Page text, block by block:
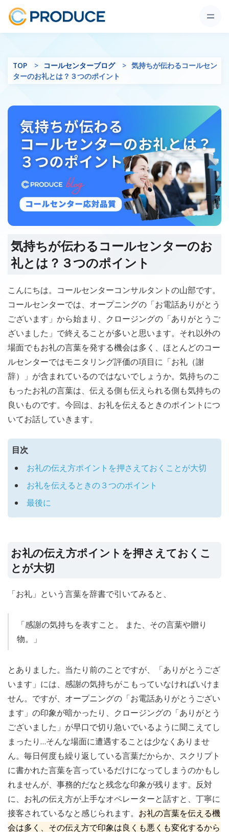
TOP コールセンターブログ
気持ちが伝わるコールセン
ターのお礼とは？３つのポイント
気持ちが伝わるコールセンターのお
礼とは？３つのポイント
こんにちは。コールセンターコンサルタントの山部です。
コールセンターでは、オープニングの「お電話ありがとう
ございます」から始まり、クロージングの「ありがとうご
ざいました」で終えることが多いと思います。それ以外の
場面でもお礼の言葉を発する機会は多く、ほとんどのコー
ルセンターではモニタリング評価の項目に「お礼（謝
辞）」が含まれているのではないでしょうか。気持ちのこ
もったお礼の言葉は、伝える側も伝えられる側も気持ちの
良いものです。今回は、お礼を伝えるときのポイントにつ
いてお話していきます。
目次
お礼の伝え方ポイントを押さえておくことが大切
お礼を伝えるときの３つのポイント
最後に
お礼の伝え方ポイントを押さえておくこ
とが大切
「お礼」という言葉を辞書で引いてみると、
「感謝の気持ちを表すこと。 また、その言葉や贈り
物。」
とありました。当たり前のことですが、「ありがとうござ
います」には、感謝の気持ちがこもっていなければいけま
せん。ですが、オープニングの「お電話ありがとうござい
ます」の印象が暗かったり、クロージングの「ありがとう
ございました」が早口で切り急いでいるように聞こえてし
まったり…そんな場面に遭遇することは少なくありませ
ん。毎日何度も繰り返している言葉だからか、スクリプト
に書かれた言葉を言っているだけになってしまうのかもし
れませんが、事務的だなと残念な印象が残ります。反対
に、お礼の伝え方が上手なオペレーターと話すと、丁寧に
接客されているなと感じられます。 お礼の言葉を伝える機
会は多く、その伝え方で印象は良くも悪くも変化するから